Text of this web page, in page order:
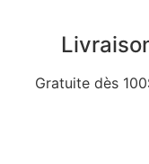
Gratuite dès